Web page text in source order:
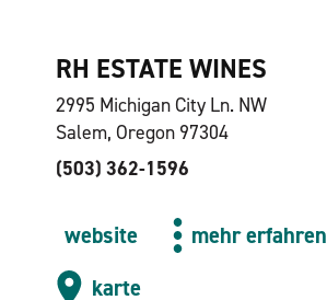
RH ESTATE WINES
2995 Michigan City Ln. NW
Salem, Oregon 97304
(503) 362-1596
website
mehr erfahren
karte